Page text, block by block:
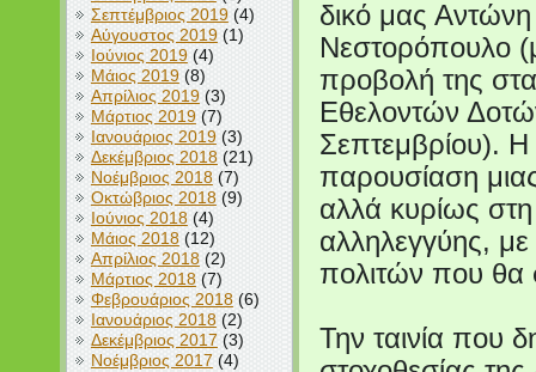
Σεπτέμβριος 2019(4)
Αύγουστος 2019(1)
Ιούνιος 2019(4)
Μάιος 2019(8)
Απρίλιος 2019(3)
Μάρτιος 2019(7)
Ιανουάριος 2019(3)
Δεκέμβριος 2018(21)
Νοέμβριος 2018(7)
Οκτώβριος 2018(9)
Ιούνιος 2018(4)
Μάιος 2018(12)
Απρίλιος 2018(2)
Μάρτιος 2018(7)
Φεβρουάριος 2018(6)
Ιανουάριος 2018(2)
Δεκέμβριος 2017 (3)
Νοέμβριος 2017(4)
δικό μας Αντώνη
Νεστορόπουλο
προβολή της
Εθελοντών
Σεπτεμβρίου). Η
παρουσίαση
αλλά κυρίως
αλληλεγγύης, με
πολιτών που θα
Την ταινία που